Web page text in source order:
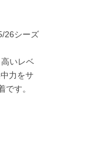
26シーズ
いレベ
力をサ
す。